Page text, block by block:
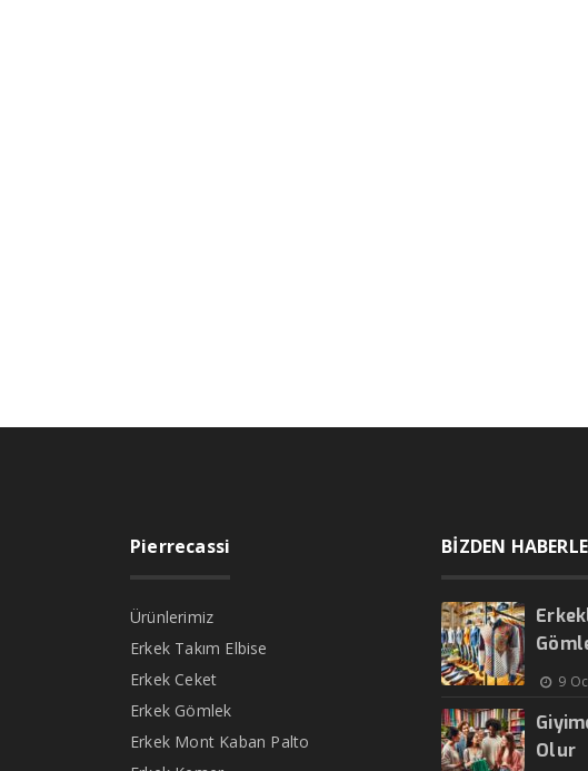
Pierrecassi
Ürünlerimiz
Erkek Takım Elbise
Erkek Ceket
Erkek Gömlek
Erkek Mont Kaban Palto
BİZDEN
9
Olur